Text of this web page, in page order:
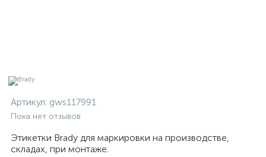
Артикул: gws117991
Пока нет отзывов
Этикетки Brady для маркировки на производстве,
складах, при монтаже.